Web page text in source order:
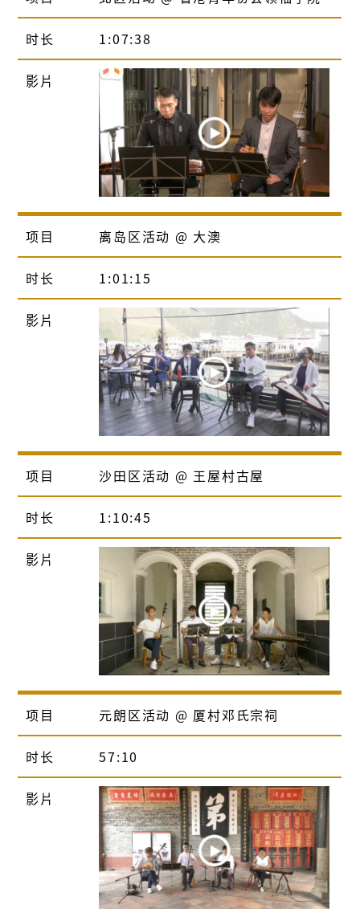
时长 1:07:38
影片
项目 离岛区活动 @ 大澳
时长 1:01:15
影片
项目 沙田区活动 @ 王屋村古屋
时长 1:10:45
影片
项目 元朗区活动 @ 厦村邓氏宗祠
时长 57:10
影片